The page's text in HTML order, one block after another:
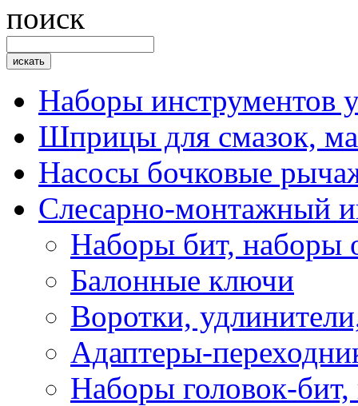
поиск
Наборы инструментов
Шприцы для смазок,
Насосы бочковые
Слесарно-монтажный
Наборы бит, наборы
Балонные ключи
Воротки,
Адаптеры-
Наборы головок-бит,